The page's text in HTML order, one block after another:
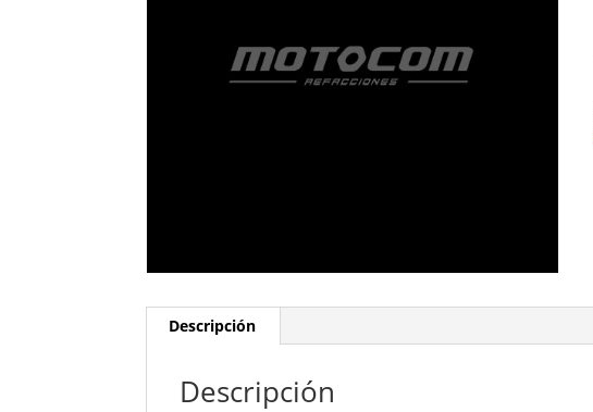
Descripción
Descripción